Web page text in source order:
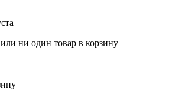
ни один товар в корзину